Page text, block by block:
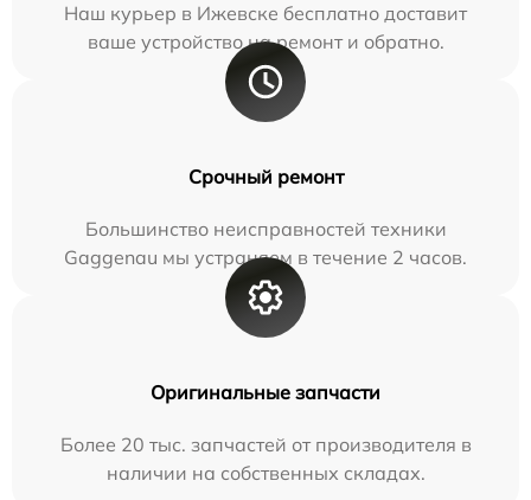
Наш курьер в Ижевске бесплатно доставит
ваше устройство на ремонт и обратно.
Срочный ремонт
Большинство неисправностей техники
Gaggenau мы устраняем в течение 2 часов.
Оригинальные запчасти
Более 20 тыс. запчастей от производителя в
наличии на собственных складах.